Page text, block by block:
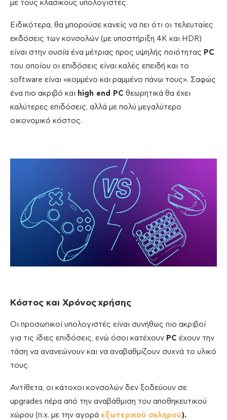
με τους κλασικούς υπολογιστές.
Ειδικότερα, θα μπορούσε κανείς να πει ότι οι τελευταίες
εκδόσεις των κονσολών (με υποστήριξη 4K και HDR)
είναι στην ουσία ένα μέτριας προς υψηλής ποιότητας PC
του οποίου οι επιδόσεις είναι καλές επειδή και το
software είναι «κομμένο και ραμμένο πάνω τους». Σαφώς
ένα πιο ακριβό και high end PC θεωρητικά θα έχει
καλύτερες επιδόσεις, αλλά με πολύ μεγαλύτερο
οικονομικό κόστος.
Κόστος και Χρόνος χρήσης
Οι προσωπικοί υπολογιστές είναι συνήθως πιο ακριβοί
για τις ίδιες επιδόσεις, ενώ όσοι κατέχουν PC έχουν την
τάση να ανανεώνουν και να αναβαθμίζουν συχνά το υλικό
τους.
Αντίθετα, οι κάτοχοι κονσολών δεν ξοδεύουν σε
upgrades πέρα από την αναβάθμιση του αποθηκευτικού
χώρου (π.χ. με την αγορά εξωτερικού σκληρού).